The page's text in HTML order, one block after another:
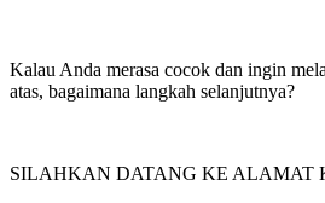
Kalau Anda merasa cocok dan ingin
atas, bagaimana langkah selanjutnya?
SILAHKAN DATANG KE ALAMAT